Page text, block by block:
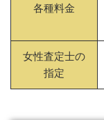
各種料金
女性査定士の
指定